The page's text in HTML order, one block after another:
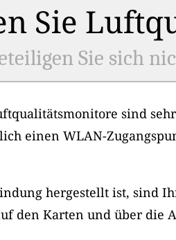
Sie
Sie sich
sind
einen WLAN-
hergestellt ist, sind
den Karten und über die